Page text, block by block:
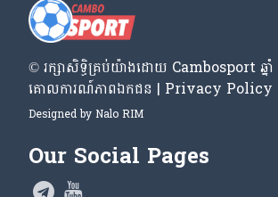
© រក្សា​សិទ្ធិ​គ្រប់​យ៉ាង​ដោយ​ Cambosport ឆ្ន
គោលការណ៍​ភាព​ឯកជន | Privacy Policy
Designed by Nalo RIM
Our Social Pages